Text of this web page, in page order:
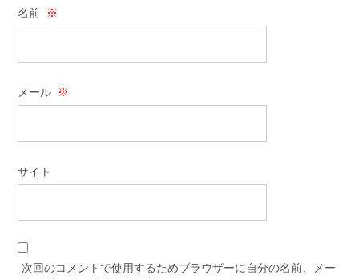
名前 ※
メール ※
サイト
次回のコメントで使用するためブラウザーに自分の名前、メー